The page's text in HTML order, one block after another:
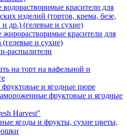
красители для
изделий (тортов, крема, безе,
и др.) (гелевые и сухие)
красители для
(гелевые и сухие)
распылители
на торт на вафельной и
и ягодные пюре
фруктовые и ягодные
Harvest"
ягоды и фрукты, сухие цветы,